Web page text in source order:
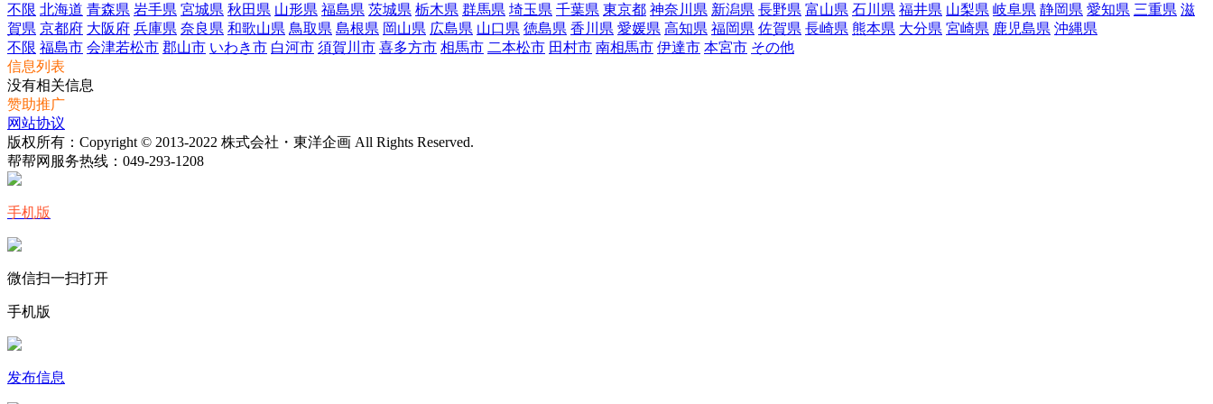
不限 北海道 青森県 岩手県 宮城県 秋田県 山形県 福島県 茨城県 栃木県 群馬県 埼玉県 千葉県 東京都 神奈川県 新潟県 長野県 富山県 石川県 福井県 山梨県 岐阜県 静岡県 愛知県 三重県 滋
賀県 京都府 大阪府 兵庫県 奈良県 和歌山県 鳥取県 島根県 岡山県 広島県 山口県 徳島県 香川県 愛媛県 高知県 福岡県 佐賀県 長崎県 熊本県 大分県 宮崎県 鹿児島県 沖縄県
不限 福島市 会津若松市 郡山市 いわき市 白河市 須賀川市 喜多方市 相馬市 二本松市 田村市 南相馬市 伊達市 本宮市 その他
信息列表
没有相关信息
赞助推广
网站协议
版权所有：Copyright © 2013-2022 株式会社・東洋企画 All Rights Reserved.
帮帮网服务热线： 049-293-1208
手机版
微信扫一扫打开
手机版
发布信息